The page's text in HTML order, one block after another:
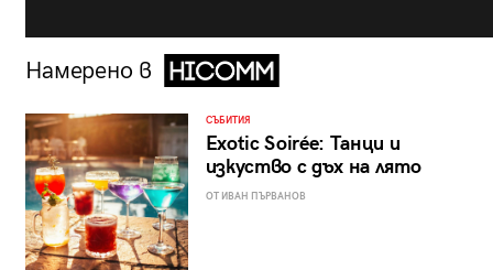
Намерено в
СЪБИТИЯ
Exotic Soirée: Танци и
изкуство с дъх на лято
ОТ ИВАН ПЪРВАНОВ